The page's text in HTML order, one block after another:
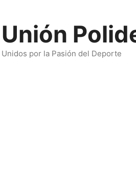
Unión
Unidos por la Pasión del Deporte